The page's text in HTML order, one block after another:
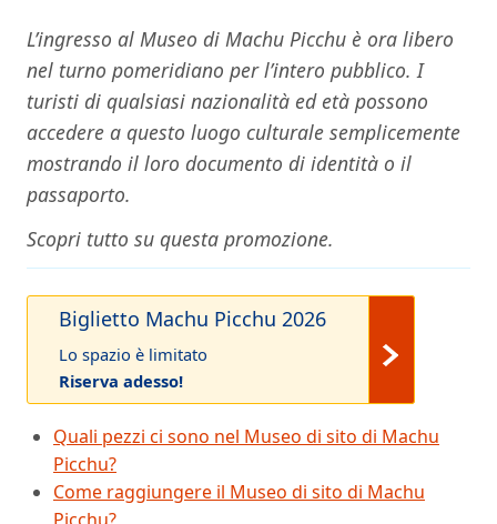
L’ingresso al Museo di Machu Picchu è ora libero
nel turno pomeridiano per l’intero pubblico. I
turisti di qualsiasi nazionalità ed età possono
accedere a questo luogo culturale semplicemente
mostrando il loro documento di identità o il
passaporto.
Scopri tutto su questa promozione.
Biglietto Machu Picchu 2026
Lo spazio è limitato
Riserva adesso!
Quali pezzi ci sono nel Museo di sito di Machu
Picchu?
Come raggiungere il Museo di sito di Machu